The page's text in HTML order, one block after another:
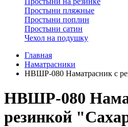
Простыни пляжные
Простыни поплин
Простыни сатин
Чехол на подушку
Главная
Наматрасники
НВШР-080 Наматрасник с
НВШР-080
резинкой